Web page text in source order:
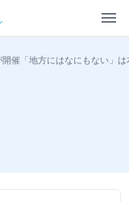
開催「地方にはなにもない」